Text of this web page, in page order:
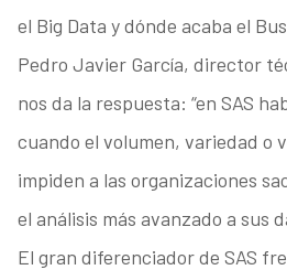
el Big Data y dónde acaba el
Pedro Javier García, director
nos da la respuesta: “en SAS
cuando el volumen, variedad o
impiden a las organizaciones
el análisis más avanzado a sus
El gran diferenciador de SAS